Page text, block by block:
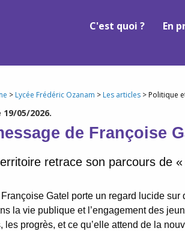
C'est quoi ? En
> Lycée Frédéric Ozanam > Les articles > Politique
05/2026.
de Françoise
retrace son parcours de
Gatel porte un regard lucide sur
la vie publique et l’engagement des
progrès, et ce qu’elle attend de la